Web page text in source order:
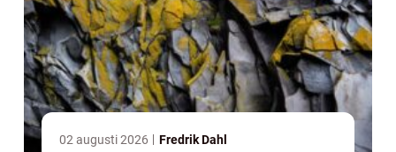
02 augusti 2026 Fredrik Dahl